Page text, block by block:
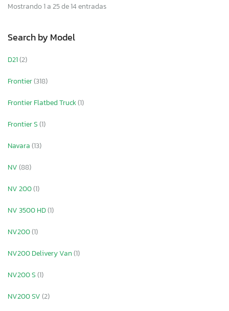
Mostrando 1 a 25 de 14 entradas
Search by Model
D21(2)
Frontier(318)
Frontier Flatbed Truck(1)
Frontier S(1)
Navara(13)
NV(88)
NV 200(1)
NV 3500 HD(1)
NV200(1)
NV200 Delivery Van(1)
NV200 S(1)
NV200 SV(2)